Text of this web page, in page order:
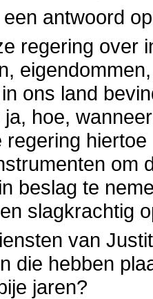
antwoord
regering over
ons land
hoe,
regering
om
beslag te
slagkrachtig
van
die hebben
jaren?